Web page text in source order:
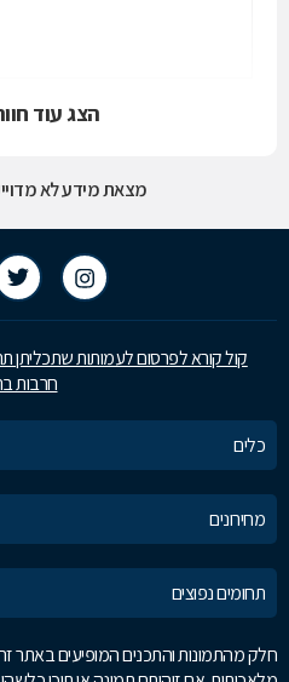
הצג עוד
מצאת מידע לא
קול קורא לפרסום לעמותות שתכליתן
חרבות
כלים
מחירונים
תחומים נפוצים
חלק מהתמונות והתכנים המופיעים באתר